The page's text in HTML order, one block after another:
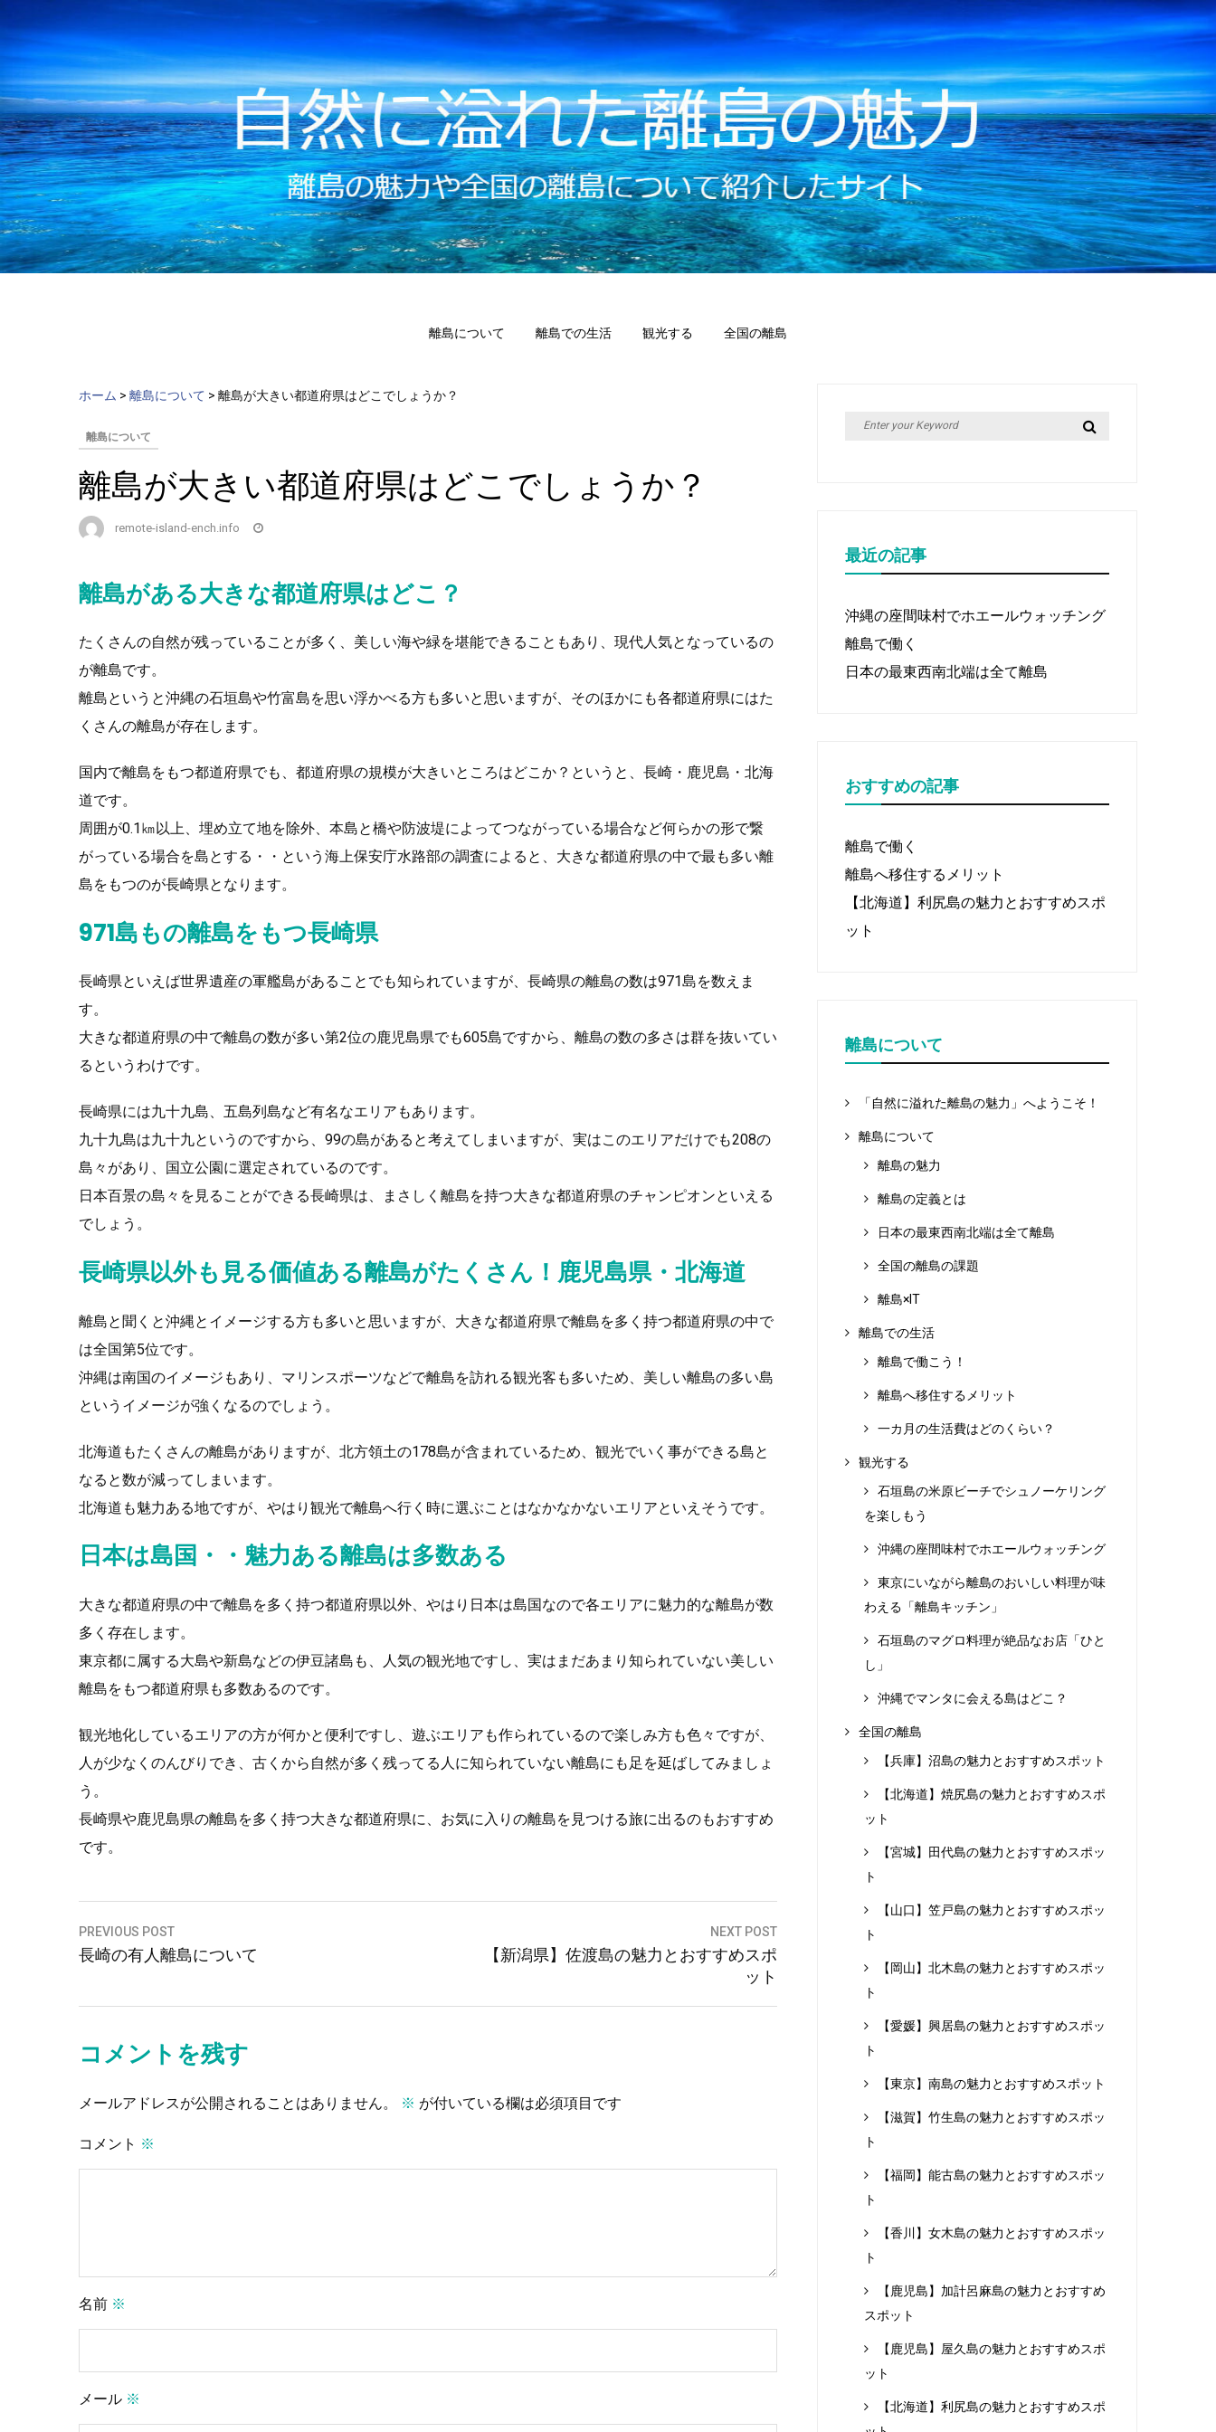
離島について 離島での生活 観光する 全国の離島
ホーム > 離島について > 離島が大きい都道府県はどこでしょうか？
離島について
離島が大きい都道府県はどこでしょうか？
remote-island-ench.info
離島がある大きな都道府県はどこ？
たくさんの自然が残っていることが多く、美しい海や緑を堪能できることもあり、現代人気となっているの
が離島です。
離島というと沖縄の石垣島や竹富島を思い浮かべる方も多いと思いますが、そのほかにも各都道府県にはた
くさんの離島が存在します。
国内で離島をもつ都道府県でも、都道府県の規模が大きいところはどこか？というと、長崎・鹿児島・北海
道です。
周囲が0.1㎞以上、埋め立て地を除外、本島と橋や防波堤によってつながっている場合など何らかの形で繋
がっている場合を島とする・・という海上保安庁水路部の調査によると、大きな都道府県の中で最も多い離
島をもつのが長崎県となります。
971島もの離島をもつ長崎県
長崎県といえば世界遺産の軍艦島があることでも知られていますが、長崎県の離島の数は971島を数えま
す。
大きな都道府県の中で離島の数が多い第2位の鹿児島県でも605島ですから、離島の数の多さは群を抜いてい
るというわけです。
長崎県には九十九島、五島列島など有名なエリアもあります。
九十九島は九十九というのですから、99の島があると考えてしまいますが、実はこのエリアだけでも208の
島々があり、国立公園に選定されているのです。
日本百景の島々を見ることができる長崎県は、まさしく離島を持つ大きな都道府県のチャンピオンといえる
でしょう。
長崎県以外も見る価値ある離島がたくさん！鹿児島県・北海道
離島と聞くと沖縄とイメージする方も多いと思いますが、大きな都道府県で離島を多く持つ都道府県の中で
は全国第5位です。
沖縄は南国のイメージもあり、マリンスポーツなどで離島を訪れる観光客も多いため、美しい離島の多い島
というイメージが強くなるのでしょう。
北海道もたくさんの離島がありますが、北方領土の178島が含まれているため、観光でいく事ができる島と
なると数が減ってしまいます。
北海道も魅力ある地ですが、やはり観光で離島へ行く時に選ぶことはなかなかないエリアといえそうです。
日本は島国・・魅力ある離島は多数ある
大きな都道府県の中で離島を多く持つ都道府県以外、やはり日本は島国なので各エリアに魅力的な離島が数
多く存在します。
東京都に属する大島や新島などの伊豆諸島も、人気の観光地ですし、実はまだあまり知られていない美しい
離島をもつ都道府県も多数あるのです。
観光地化しているエリアの方が何かと便利ですし、遊ぶエリアも作られているので楽しみ方も色々ですが、
人が少なくのんびりでき、古くから自然が多く残ってる人に知られていない離島にも足を延ばしてみましょ
う。
長崎県や鹿児島県の離島を多く持つ大きな都道府県に、お気に入りの離島を見つける旅に出るのもおすすめ
です。
投
稿
ゲ
シ
ョ
ン
PREVIOUS POST
長崎の有人離島について
NEXT POST
【新潟県】佐渡島の魅力とおすすめスポ
ット
コメントを残す
メールアドレスが公開されることはありません。 ※ が付いている欄は必須項目です
コメント ※
名前 ※
メール ※
Search
最近の記事
沖縄の座間味村でホエールウォッチング
離島で働く
日本の最東西南北端は全て離島
おすすめの記事
離島で働く
離島へ移住するメリット
【北海道】利尻島の魅力とおすすめスポ
ット
離島について
「自然に溢れた離島の魅力」へようこそ！
離島について
離島の魅力
離島の定義とは
日本の最東西南北端は全て離島
全国の離島の課題
離島×IT
離島での生活
離島で働こう！
離島へ移住するメリット
一カ月の生活費はどのくらい？
観光する
石垣島の米原ビーチでシュノーケリング
を楽しもう
沖縄の座間味村でホエールウォッチング
東京にいながら離島のおいしい料理が味
わえる「離島キッチン」
石垣島のマグロ料理が絶品なお店「ひと
し」
沖縄でマンタに会える島はどこ？
全国の離島
【兵庫】沼島の魅力とおすすめスポット
【北海道】焼尻島の魅力とおすすめスポ
ット
【宮城】田代島の魅力とおすすめスポッ
ト
【山口】笠戸島の魅力とおすすめスポッ
ト
【岡山】北木島の魅力とおすすめスポッ
ト
【愛媛】興居島の魅力とおすすめスポッ
ト
【東京】南島の魅力とおすすめスポット
【滋賀】竹生島の魅力とおすすめスポッ
ト
【福岡】能古島の魅力とおすすめスポッ
ト
【香川】女木島の魅力とおすすめスポッ
ト
【鹿児島】加計呂麻島の魅力とおすすめ
スポット
【鹿児島】屋久島の魅力とおすすめスポ
ット
【北海道】利尻島の魅力とおすすめスポ